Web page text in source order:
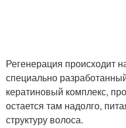
Регенерация происходит
специально
кератиновый комплекс,
остается там надолго,
структуру волоса.